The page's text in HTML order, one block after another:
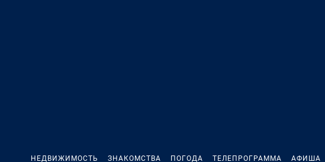
НЕДВИЖИМОСТЬ ЗНАКОМСТВА ПОГОДА ТЕЛЕПРОГРАММА АФИША